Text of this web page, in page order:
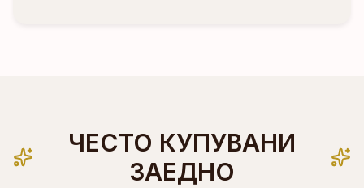
ЧЕСТО КУПУВАНИ
ЗАЕДНО